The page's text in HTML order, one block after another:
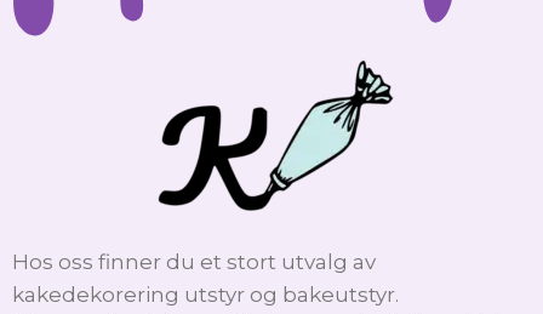
Hos oss finner du et stort utvalg av
kakedekorering utstyr og bakeutstyr.